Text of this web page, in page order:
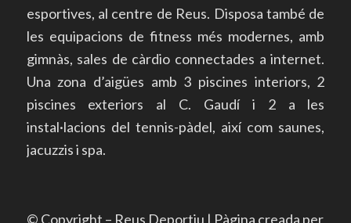
esportives, al centre de Reus. Disposa també de
les equipacions de fitness més modernes, amb
gimnàs, sales de càrdio connectades a internet.
Una zona d’aigües amb 3 piscines interiors, 2
piscines exteriors al C. Gaudí i 2 a les
instal·lacions del tennis-pàdel, així com saunes,
jacuzzis i spa.
© Copyright – Reus Deportiu | Pàgina creada per